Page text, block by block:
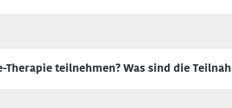
teilnehmen? Was sind die